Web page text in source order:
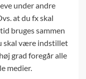
under andre
at du fx skal
bruges sammen
skal være indstillet
grad foregår alle
medier.